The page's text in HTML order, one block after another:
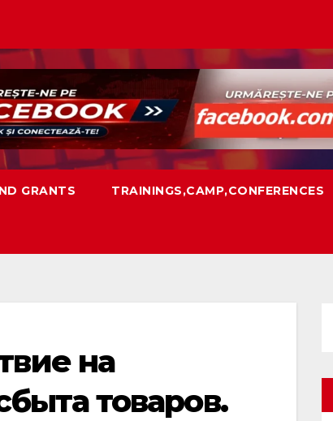
GRANTS TRAININGS,CAMP,CONFERENCES
на
товаров.